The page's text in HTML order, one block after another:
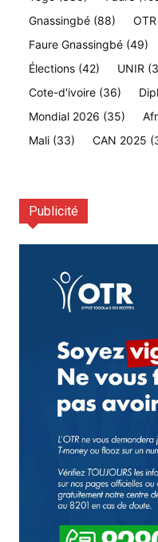
Gnassingbé (88) OTR
Faure Gnassingbé (49)
Élections (42) UNIR
Cote-d'ivoire (36)
Mondial 2026 (35)
Mali (33) CAN 2025
Publicité